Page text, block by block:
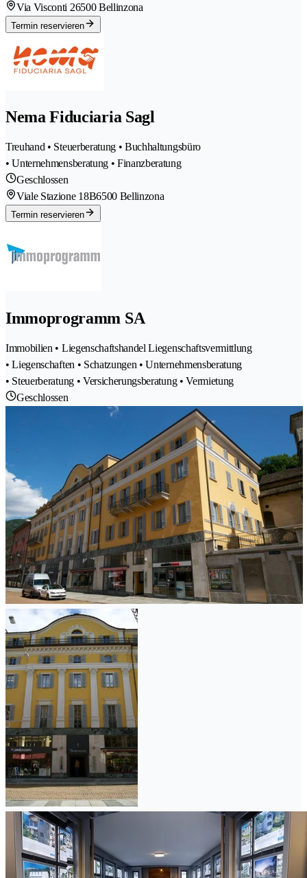
Via Visconti 26500 Bellinzona
Termin reservieren
Nema Fiduciaria Sagl
Treuhand • Steuerberatung • Buchhaltungsbüro
• Unternehmensberatung • Finanzberatung
Geschlossen
Viale Stazione 18B6500 Bellinzona
Termin reservieren
Immoprogramm SA
Immobilien • Liegenschaftshandel Liegenschaftsvermittlung
• Liegenschaften • Schatzungen • Unternehmensberatung
• Steuerberatung • Versicherungsberatung • Vermietung
Geschlossen